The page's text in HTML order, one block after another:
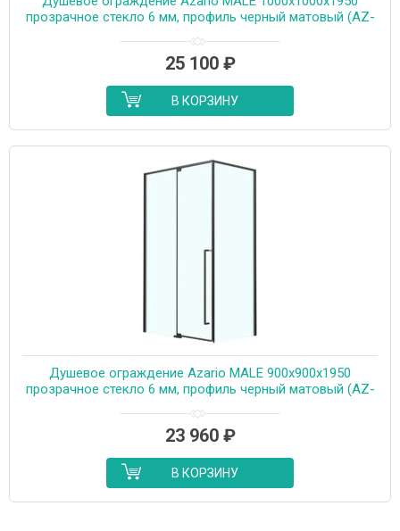
прозрачное стекло 6 мм, профиль черный матовый (AZ-
25 100 ₽
В КОРЗИНУ
Душевое ограждение Azario MALE 900х900х1950
прозрачное стекло 6 мм, профиль черный матовый (AZ-
23 960 ₽
В КОРЗИНУ